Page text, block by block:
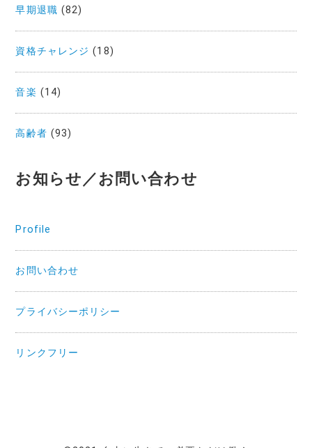
早期退職 (82)
資格チャレンジ (18)
音楽 (14)
高齢者 (93)
お知らせ／お問い合わせ
Profile
お問い合わせ
プライバシーポリシー
リンクフリー